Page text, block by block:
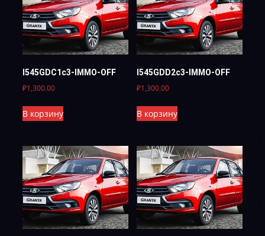
I545GDC1c3-IMMO-OFF
₽1,300.00
В корзину
I545GDD2c3-IMMO-OFF
₽1,300.00
В корзину